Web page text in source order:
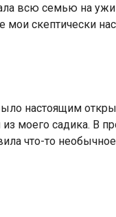
всю семью на
скептически
настоящим
моего садика. В
что-то